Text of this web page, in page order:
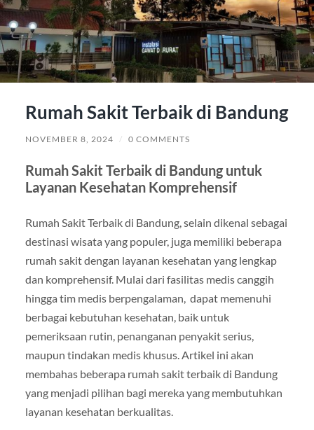
Rumah Sakit Terbaik di Bandung
NOVEMBER 8, 2024 / 0 COMMENTS
Rumah Sakit Terbaik di Bandung untuk
Layanan Kesehatan Komprehensif
Rumah Sakit Terbaik di Bandung, selain dikenal sebagai
destinasi wisata yang populer, juga memiliki beberapa
rumah sakit dengan layanan kesehatan yang lengkap
dan komprehensif. Mulai dari fasilitas medis canggih
hingga tim medis berpengalaman, dapat memenuhi
berbagai kebutuhan kesehatan, baik untuk
pemeriksaan rutin, penanganan penyakit serius,
maupun tindakan medis khusus. Artikel ini akan
membahas beberapa rumah sakit terbaik di Bandung
yang menjadi pilihan bagi mereka yang membutuhkan
layanan kesehatan berkualitas.